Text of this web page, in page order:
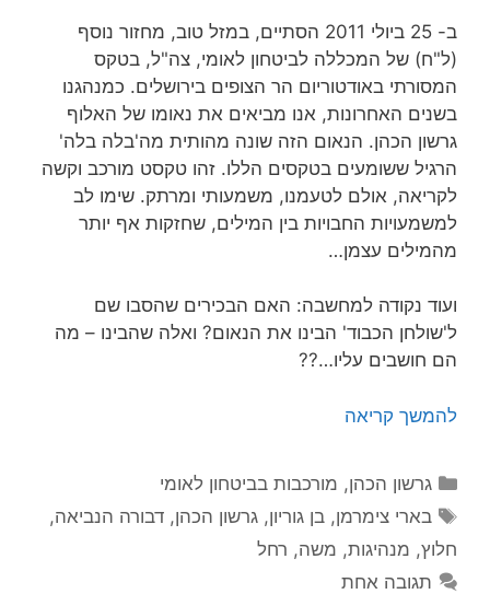
ב- 25 ביולי 2011 הסתיים, במזל טוב, מחזור נוסף
(ל"ח) של המכללה לביטחון לאומי, צה"ל, בטקס
המסורתי באודטוריום הר הצופים בירושלים. כמנהגנו
בשנים האחרונות, אנו מביאים את נאומו של האלוף
גרשון הכהן. הנאום הזה שונה מהותית מה'בלה בלה'
הרגיל ששומעים בטקסים הללו. זהו טקסט מורכב וקשה
לקריאה, אולם לטעמנו, משמעותי ומרתק. שימו לב
למשמעויות החבויות בין המילים, שחזקות אף יותר
מהמילים עצמן…
ועוד נקודה למחשבה: האם הבכירים שהסבו שם
ל'שולחן הכבוד' הבינו את הנאום? ואלה שהבינו – מה
הם חושבים עליו…??
להמשך קריאה
קטגוריות
גרשון הכהן, מורכבות בביטחון לאומי
תגיות
בארי צימרמן,בן גוריון,גרשון הכהן,דבורה הנביאה,
חלוץ, מנהיגות, משה, רחל
תגובה אחת